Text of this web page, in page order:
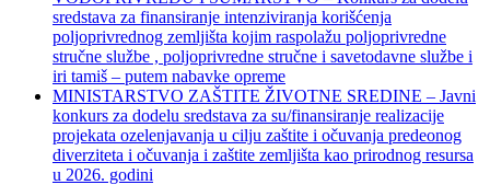
sredstava za finansiranje intenziviranja korišćenja
poljoprivrednog zemljišta kojim raspolažu poljoprivredne
stručne službe , poljoprivredne stručne i savetodavne službe i
iri tamiš ‒ putem nabavke opreme
MINISTARSTVO ZAŠTITE ŽIVOTNE SREDINE – Javni
konkurs za dodelu sredstava za su/finansiranje realizacije
projekata ozelenjavanja u cilju zaštite i očuvanja predeonog
diverziteta i očuvanja i zaštite zemljišta kao prirodnog resursa
u 2026. godini